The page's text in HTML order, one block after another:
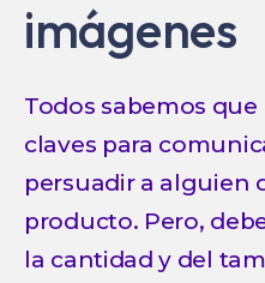
imágenes
Todos sabemos
claves para
persuadir a alguien
producto. Pero,
la cantidad y del